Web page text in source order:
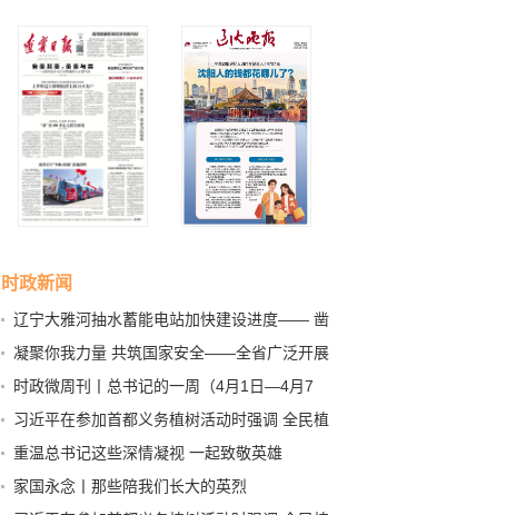
时政新闻
辽宁大雅河抽水蓄能电站加快建设进度—— 凿
岩开山打造巨型“充电宝”
凝聚你我力量 共筑国家安全——全省广泛开展
全民国家安全教育日宣教活动
时政微周刊丨总书记的一周（4月1日—4月7
日）
习近平在参加首都义务植树活动时强调 全民植
树增绿 共建美丽中国
重温总书记这些深情凝视 一起致敬英雄
家国永念丨那些陪我们长大的英烈